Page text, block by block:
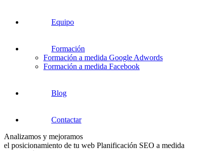
Equipo
Formación
Formación a medida Google Adwords
Formación a medida Facebook
Blog
Contactar
Analizamos y mejoramos
el posicionamiento de tu web Planificación SEO a medida